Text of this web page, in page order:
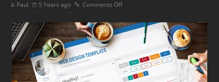
Paul 5 Years ago Comments Off